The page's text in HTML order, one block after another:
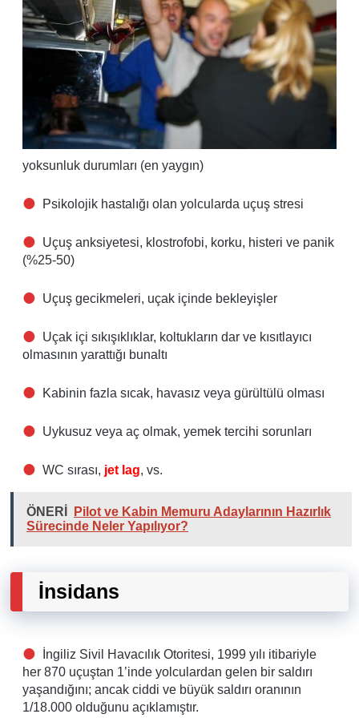
yoksunluk durumları (en yaygın)
Psikolojik hastalığı olan yolcularda uçuş stresi
Uçuş anksiyetesi, klostrofobi, korku, histeri ve panik
(%25-50)
Uçuş gecikmeleri, uçak içinde bekleyişler
Uçak içi sıkışıklıklar, koltukların dar ve kısıtlayıcı
olmasının yarattığı bunaltı
Kabinin fazla sıcak, havasız veya gürültülü olması
Uykusuz veya aç olmak, yemek tercihi sorunları
WC sırası, jet lag, vs.
ÖNERİ
Pilot ve Kabin Memuru Adaylarının Hazırlık
Sürecinde Neler Yapılıyor?
İnsidans
İngiliz Sivil Havacılık Otoritesi, 1999 yılı itibariyle
her 870 uçuştan 1’inde yolculardan gelen bir saldırı
yaşandığını; ancak ciddi ve büyük saldırı oranının
1/18.000 olduğunu açıklamıştır.